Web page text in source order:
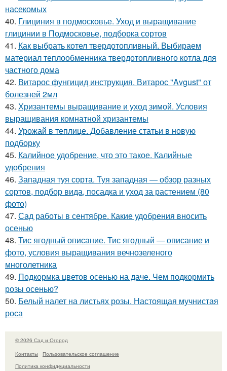
насекомых
40. Глициния в подмосковье. Уход и выращивание
глицинии в Подмосковье, подборка сортов
41. Как выбрать котел твердотопливный. Выбираем
материал теплообменника твердотопливного котла для
частного дома
42. Витарос фунгицид инструкция. Витарос "Avgust" от
болезней 2мл
43. Хризантемы выращивание и уход зимой. Условия
выращивания комнатной хризантемы
44. Урожай в теплице. Добавление статьи в новую
подборку
45. Калийное удобрение, что это такое. Калийные
удобрения
46. Западная туя сорта. Туя западная — обзор разных
сортов, подбор вида, посадка и уход за растением (80
фото)
47. Сад работы в сентябре. Какие удобрения вносить
осенью
48. Тис ягодный описание. Тис ягодный — описание и
фото, условия выращивания вечнозеленого
многолетника
49. Подкормка цветов осенью на даче. Чем подкормить
розы осенью?
50. Белый налет на листьях розы. Настоящая мучнистая
роса
© 2026 Сад и Огород
Контакты
Пользовательское соглашение
Политика конфидециальности